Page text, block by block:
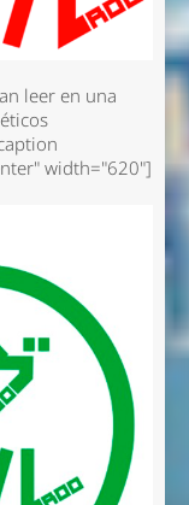
leer en una
width="620"]